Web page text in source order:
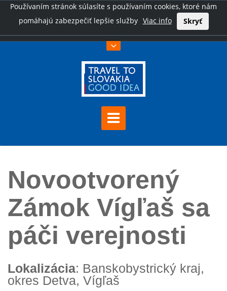
Používaním stránok súlasíte s používaním cookies, ktoré nám
pomáhajú zabezpečiť lepšie služby Viac info Skryť
Novootvorený Zámok Vígľaš sa páči verejnosti
Novootvorený
Zámok Vígľaš sa
páči verejnosti
Lokalizácia: Banskobystrický kraj,
okres Detva, Vígľaš